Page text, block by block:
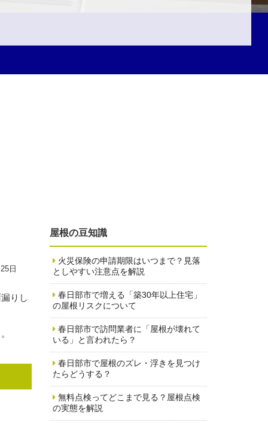
日
りし
屋根の豆知識
火災保険の申請期限はいつまで？見落
としやすい注意点を解説
春日部市で増える「築30年以上住宅」
の屋根リスクについて
春日部市で訪問業者に「屋根が壊れて
いる」と言われたら？
春日部市で屋根のズレ・浮きを見つけ
たらどうする？
無料点検ってどこまで見る？屋根点検
の実態を解説